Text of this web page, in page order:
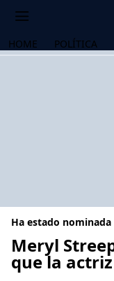
HOME POLÍTICA
Ha estado nominada
Meryl
que la